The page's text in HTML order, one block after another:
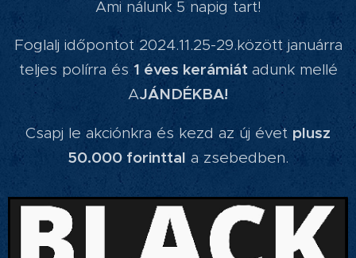
Ami nálunk 5 napig tart!
Foglalj időpontot 2024.11.25-29.között januárra
teljes polírra és 1 éves kerámiát adunk mellé
AJÁNDÉKBA!
Csapj le akciónkra és kezd az új évet plusz
50.000 forinttal a zsebedben.